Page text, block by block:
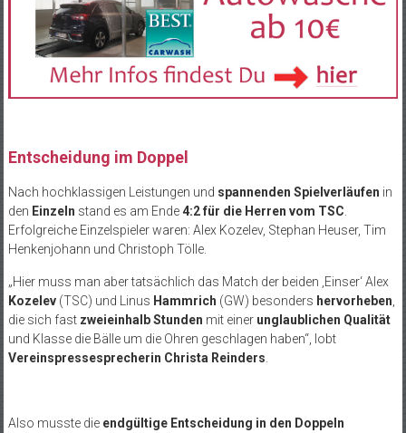
Entscheidung im Doppel
Nach hochklassigen Leistungen und spannenden Spielverläufen in
den Einzeln stand es am Ende4:2 für die Herren vom TSC
Erfolgreiche Einzelspieler waren: Alex Kozelev, Stephan Heuser, Tim
Henkenjohann und Christoph Tölle.
„Hier muss man aber tatsächlich das Match der beiden ‚Einser‘ Alex
Kozelev(TSC) und Linus Hammrich (GW) besonders hervorheben
die sich fast zweieinhalb Stunden mit einer unglaublichen Qualität
und Klasse die Bälle um die Ohren geschlagen haben“, lobt
Vereinspressesprecherin Christa Reinders
Also musste die endgültige Entscheidung in den Doppeln